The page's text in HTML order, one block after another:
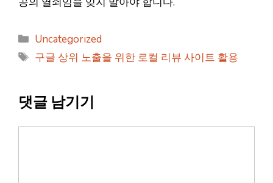
카
테
Uncategorized
태
구글 상위 노출을 위한 로컬 리뷰 사이트 활용
댓글 남기기